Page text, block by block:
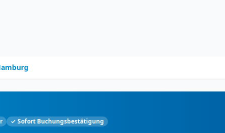
✓ Sofort Buchungsbestätigung